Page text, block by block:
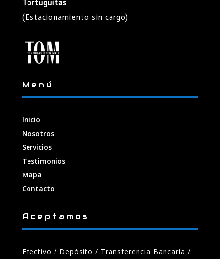
Tortuguitas
(Estacionamiento sin cargo)
Menú
Inicio
Nosotros
Servicios
Testimonios
Mapa
Contacto
Aceptamos
Efectivo / Depósito / Transferencia Bancaria /